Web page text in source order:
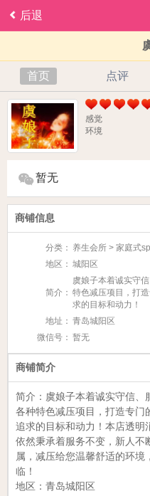
后退
首页 点评
感觉
环境
暂无
商铺信息
分类： 养生会所 > 家庭式
地区： 城阳区
简介：
虞娘子本着诚实守
特色减压项目，打
求的目标和动力！
地址： 青岛城阳区
微信号： 暂无
商铺简介
简介：虞娘子本着诚实守信、
各种特色减压项目，打造专门
追求的目标和动力！ 本店透明
依然秉承着服务不变，新人不
属，减压给您温馨舒适的环
临！
地区： 青岛城阳区